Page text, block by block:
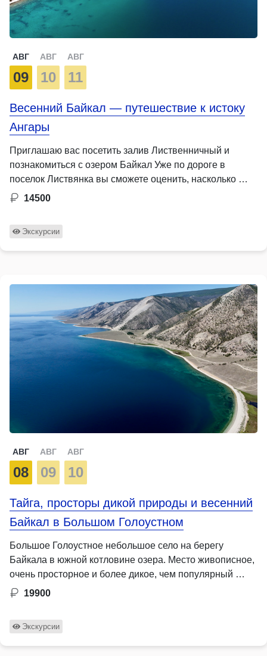
АВГ
09
АВГ
10
АВГ
11
Весенний Байкал — путешествие к истоку
Ангары
Приглашаю вас посетить залив Лиственничный и
познакомиться с озером Байкал Уже по дороге в
поселок Листвянка вы сможете оценить, насколько …
14500
Экскурсии
АВГ
08
АВГ
09
АВГ
10
Тайга, просторы дикой природы и весенний
Байкал в Большом Голоустном
Большое Голоустное небольшое село на берегу
Байкала в южной котловине озера. Место живописное,
очень просторное и более дикое, чем популярный …
19900
Экскурсии